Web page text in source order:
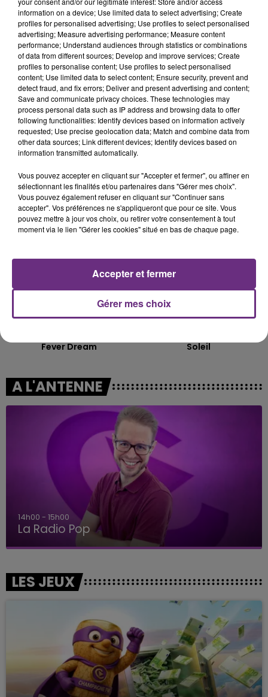
l'inspection du Travail en profite pour rappeler
les conditions de...
TITRES DIFFUSÉS
1h42
1h42
TAYLOR SWIFT
I Knew It, I Knew You
1h39
1h39
AMIR
On Dirait
1h36
1h36
Fever Dream
1h34
1h34
Soleil
A L'ANTENNE
14h00 - 15h00
La Radio Pop
LES JEUX
information on a device; Use limited data to select advertising; Create
profiles for personalised advertising; Use profiles to select personalised
advertising; Measure advertising performance; Measure content
performance; Understand audiences through statistics or combinations
of data from different sources; Develop and improve services; Create
profiles to personalise content; Use profiles to select personalised
content; Use limited data to select content; Ensure security, prevent and
detect fraud, and fix errors; Deliver and present advertising and content;
Save and communicate privacy choices. These technologies may
process personal data such as IP address and browsing data to offer
following functionalities: Identify devices based on information actively
requested; Use precise geolocation data; Match and combine data from
other data sources; Link different devices; Identify devices based on
information transmitted automatically.
Vous pouvez accepter en cliquant sur "Accepter et fermer", ou affiner en
sélectionnant les finalités et/ou partenaires dans "Gérer mes choix".
Vous pouvez également refuser en cliquant sur "Continuer sans
accepter". Vos préférences ne s'appliqueront que pour ce site. Vous
pouvez mettre à jour vos choix, ou retirer votre consentement à tout
moment via le lien "Gérer les cookies" situé en bas de chaque page.
Gérer mes choix
Accepter et fermer